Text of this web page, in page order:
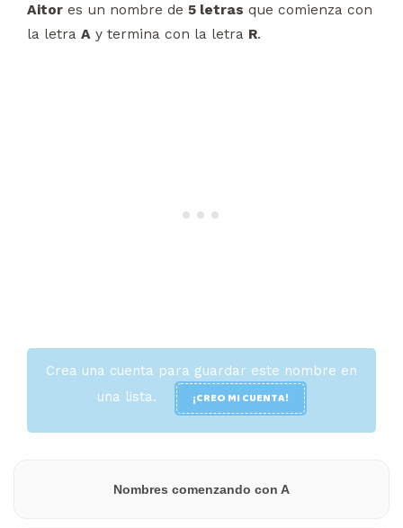
Aitor es un nombre de 5 letras que comienza con
la letra A y termina con la letra R.
Crea una cuenta para guardar este nombre en
una lista.
¡CREO MI CUENTA!
Nombres comenzando con A